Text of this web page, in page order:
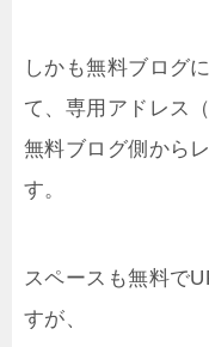
しかも無料ブログ
て、専用アドレス
無料ブログ側から
す。
スペースも無料で
すが、